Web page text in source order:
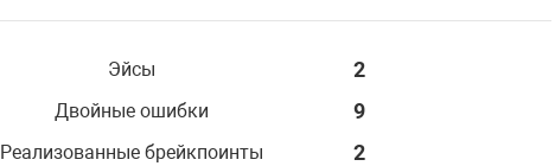
Эйсы
2
Двойные ошибки
9
Реализованные брейкпоинты
2